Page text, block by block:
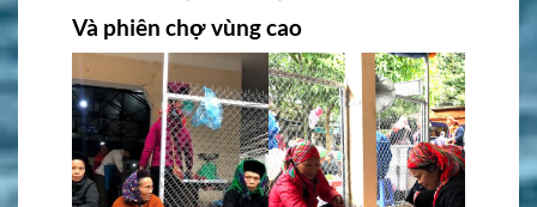
Và phiên chợ vùng cao